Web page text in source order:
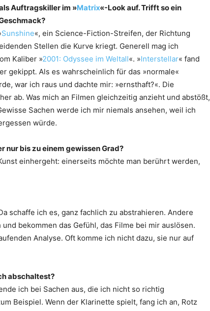
Auftragskiller im »Matrix«-Look auf. Trifft so ein
Sunshine«, ein Science-Fiction-Streifen, der Richtung
Stellen die Kurve kriegt. Generell mag ich
Kaliber »2001: Odyssee im Weltall«. »Interstellar« fand
gekippt. Als es wahrscheinlich für das »normale«
war ich raus und dachte mir: »ernsthaft?«. Die
ab. Was mich an Filmen gleichzeitig anzieht und abstößt,
Sachen werde ich mir niemals ansehen, weil ich
würde.
nur bis zu einem gewissen Grad?
einhergeht: einerseits möchte man berührt werden,
schaffe ich es, ganz fachlich zu abstrahieren. Andere
bekommen das Gefühl, das Filme bei mir auslösen.
Analyse. Oft komme ich nicht dazu, sie nur auf
abschaltest?
ich bei Sachen aus, die ich nicht so richtig
Beispiel. Wenn der Klarinette spielt, fang ich an, Rotz